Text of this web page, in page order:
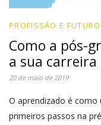
PROFISSÃO E FUTURO
Como a pós-
a sua
20 de maio de 2019
O aprendizado é
primeiros passos na